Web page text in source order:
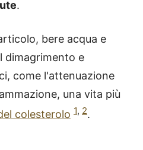
.
bere acqua e
dimagrimento e
come l'attenuazione
una vita più
colesterolo 1, 2.